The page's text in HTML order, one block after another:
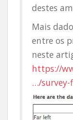
destes
Mais
entre os
neste
https://
…/survey-